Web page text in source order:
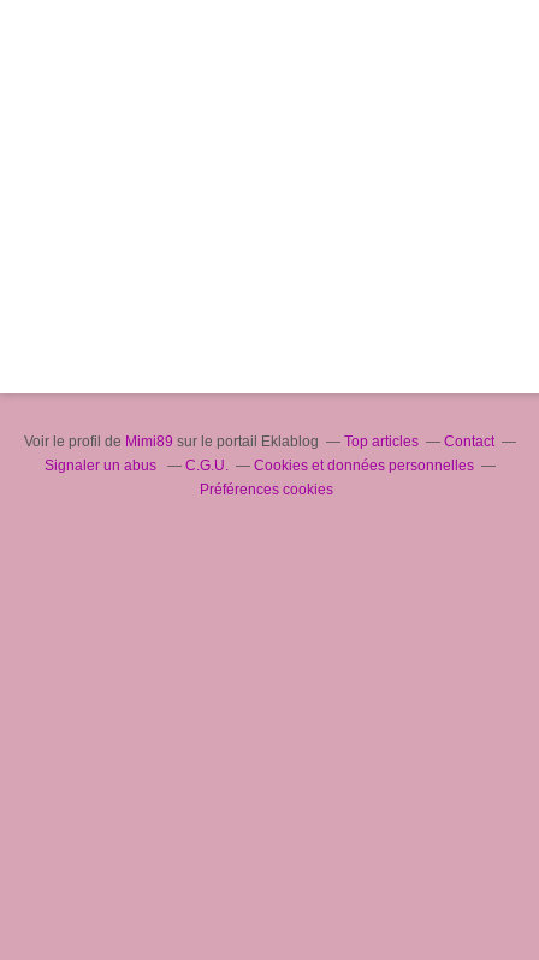
Voir le profil de Mimi89 sur le portail Eklablog Top articles
Contact
Signaler un abus
C.G.U.
Cookies et données personnelles
Préférences cookies